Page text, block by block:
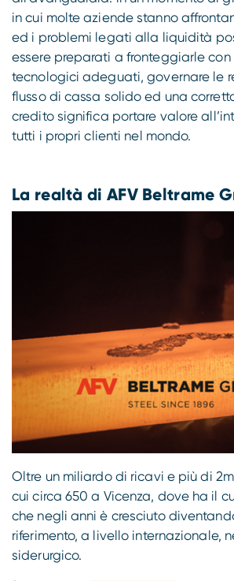
in cui molte aziende stanno
ed i problemi legati alla liquidità
essere preparati a fronteggiarle con
tecnologici adeguati, governare le
flusso di cassa solido ed una
credito significa portare valore
tutti i propri clienti nel mondo.
La realtà di AFV Beltrame
Oltre un miliardo di ricavi e più di
cui circa 650 a Vicenza, dove ha il
che negli anni è cresciuto
riferimento, a livello internazionale,
siderurgico.